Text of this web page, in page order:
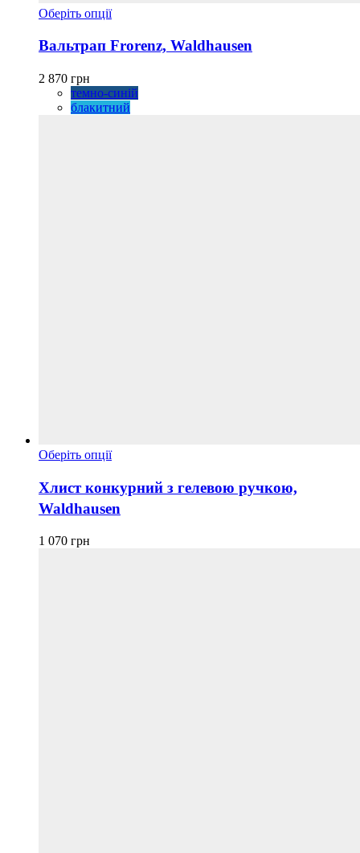
Оберіть опціїЦей
має
кілька
Параметри
можна
вибрати
Вальтрап Frorenz, Waldhausen
2 870 грн
темно-синій
блакитний
Оберіть опціїЦей
має
кілька
варіантів.
Хлист конкурний з гелевою ручкою,
Waldhausen
1 070 грн